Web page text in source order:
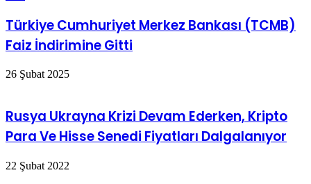
Türkiye Cumhuriyet Merkez Bankası (TCMB)
Faiz İndirimine Gitti
26 Şubat 2025
Rusya Ukrayna Krizi Devam Ederken, Kripto
Para Ve Hisse Senedi Fiyatları Dalgalanıyor
22 Şubat 2022